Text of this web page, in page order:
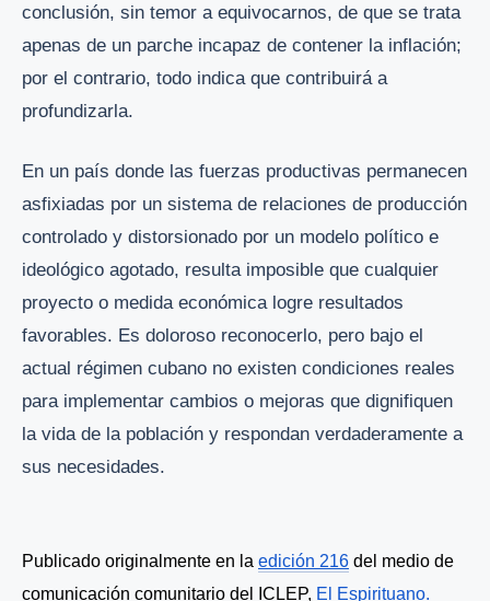
conclusión, sin temor a equivocarnos, de que se trata
apenas de un parche incapaz de contener la inflación;
por el contrario, todo indica que contribuirá a
profundizarla.
En un país donde las fuerzas productivas permanecen
asfixiadas por un sistema de relaciones de producción
controlado y distorsionado por un modelo político e
ideológico agotado, resulta imposible que cualquier
proyecto o medida económica logre resultados
favorables. Es doloroso reconocerlo, pero bajo el
actual régimen cubano no existen condiciones reales
para implementar cambios o mejoras que dignifiquen
la vida de la población y respondan verdaderamente a
sus necesidades.
Publicado originalmente en la edición 216 del medio de
comunicación comunitario del ICLEP, El Espirituano.